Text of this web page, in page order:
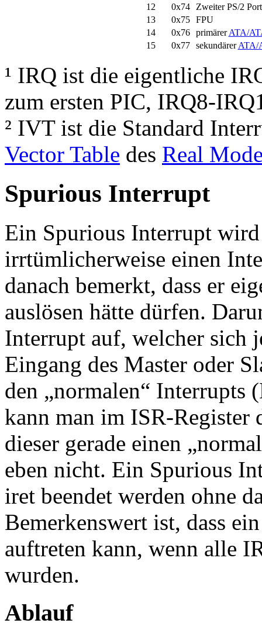
12 0x74
Zweiter PS/2
13
0x75
FPU
14
0x76 primärerATA/
15
0x77 sekundärerATA/
¹ IRQ ist die eigentliche
zum ersten PIC, IRQ8-
² IVT ist die Standard
Vector Table des Real
Spurious Interrupt
Ein Spurious Interrupt
irrtümlicherweise einen
danach bemerkt, dass er
auslösen hätte dürfen.
Interrupt auf, welcher sich
Eingang des Master oder
den „normalen“ Interrupts
kann man im ISR-Register
dieser gerade einen
eben nicht. Ein Spurious
iret beendet werden ohne
Bemerkenswert ist, dass
auftreten kann, wenn alle
wurden.
Ablauf